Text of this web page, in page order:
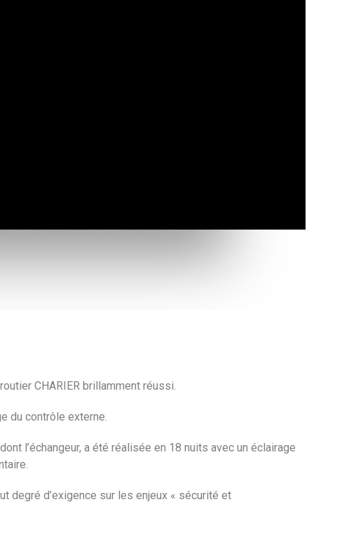
CHARIER brillamment réussi.
du contrôle externe.
l’échangeur, a été réalisée en 18 nuits avec un éclairage
degré d’exigence sur les enjeux « sécurité et